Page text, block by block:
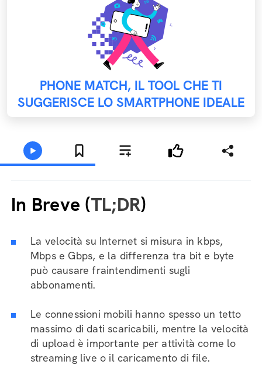
PHONE MATCH, IL TOOL CHE TI
SUGGERISCE LO SMARTPHONE IDEALE
In Breve (TL;DR)
La velocità su Internet si misura in kbps,
Mbps e Gbps, e la differenza tra bit e byte
può causare fraintendimenti sugli
abbonamenti.
Le connessioni mobili hanno spesso un tetto
massimo di dati scaricabili, mentre la velocità
di upload è importante per attività come lo
streaming live o il caricamento di file.